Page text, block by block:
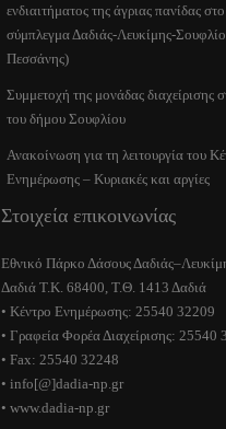
ενδιαιτήματος της άγριας πανίδας
σύμπλεγμα Δαδιάς-Λευκίμης-
Πεσσάνης)
Συμμετοχή της μονάδας διαχείρισης
του δήμου Σουφλίου
Ανακοίνωση για τη λειτουργία του
Ενημέρωσης – Κυριακές και αργίες
Στοιχεία επικοινωνίας
Εθνικό Πάρκο Δάσους
Δαδιά Τ.Κ. 68400, Τ.Θ. 1413 Δαδιά
• Κέντρο Ενημέρωσης: 25540 32209
• Γραφεία Φορέα Διαχείρισης: 25540
• Fax: 25540 32248
• info[@]dadia-np.gr
• www.dadia-np.gr